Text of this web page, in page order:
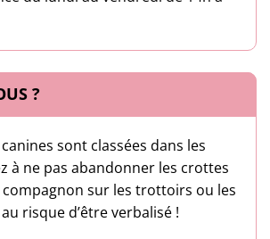
?
sont classées dans les
à ne pas abandonner les crottes
sur les trottoirs ou les
risque d’être verbalisé !